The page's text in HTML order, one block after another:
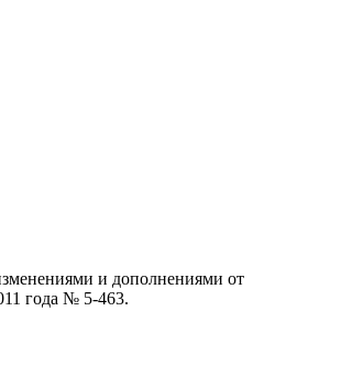
и дополнениями от
года № 5-463.